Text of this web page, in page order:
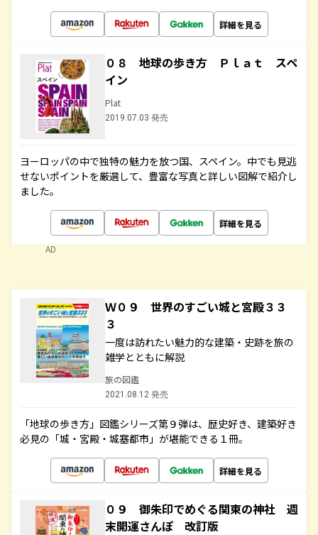
詳細を見る
０８ 地球の歩き方 Ｐｌａｔ スペ
イン
Plat
2019.07.03 発売
ヨーロッパの中で独特の魅力を放つ国、スペイン。中でも見逃
せないポイントを厳選して、豊富な写真と詳しい図解で紹介し
ました。
詳細を見る
AD
Ｗ０９ 世界のすごい城と宮殿３３
３
一度は訪れたい魅力的な建築・史跡を旅の
雑学とともに解説
旅の図鑑
2021.08.12 発売
「地球の歩き方」図鑑シリーズ第９弾は、歴史好き、建築好き
必見の「城・宮殿・城塞都市」が堪能できる１冊。
詳細を見る
０９ 御朱印でめぐる関東の神社 週
末開運さんぽ 改訂版